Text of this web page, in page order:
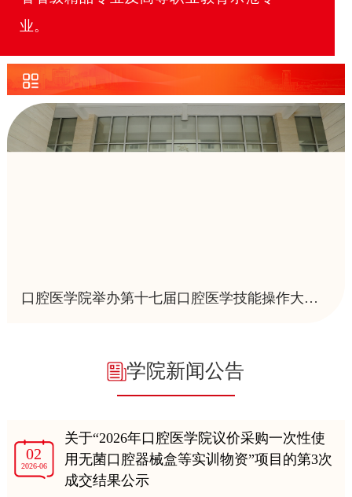
业。
口腔医学院举办第十七届口腔医学技能操作大赛暨第九届“光洲杯”技能大赛
学院新闻公告
02
2026-06
关于“2026年口腔医学院议价采购一次性使
用无菌口腔器械盒等实训物资”项目的第3次
成交结果公示